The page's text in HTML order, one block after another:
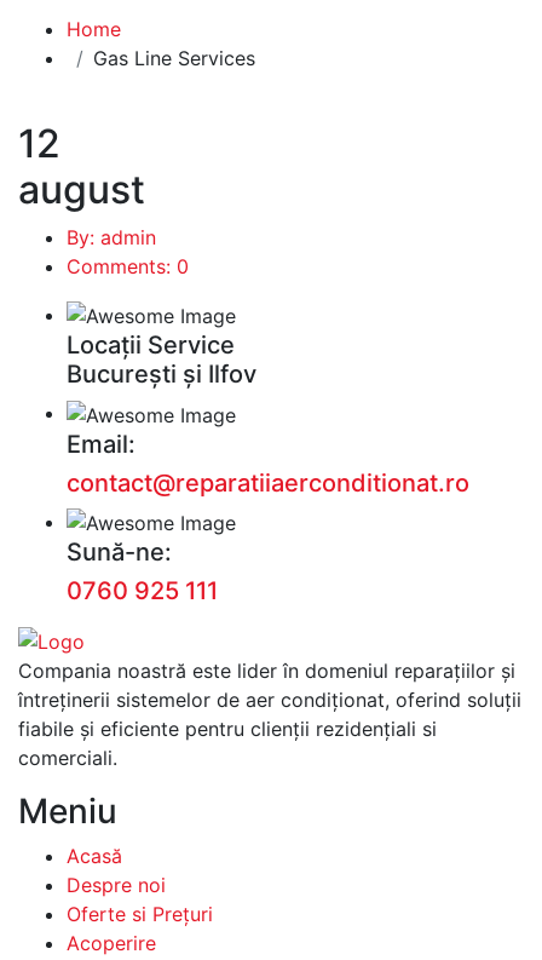
Home
Gas Line Services
12
august
By: admin
Comments: 0
Locații Service
București și Ilfov
Email:
contact@reparatiiaerconditionat.ro
Sună-ne:
0760 925 111
Compania noastră este lider în domeniul reparațiilor și
întreținerii sistemelor de aer condiționat, oferind soluții
fiabile și eficiente pentru clienții rezidențiali si
comerciali.
Meniu
Acasă
Despre noi
Oferte si Prețuri
Acoperire